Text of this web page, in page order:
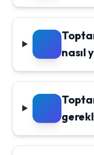
nasıl